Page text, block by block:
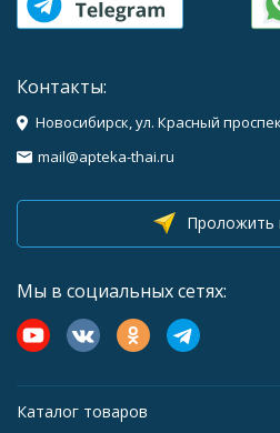
Контакты:
Новосибирск, ул. Красный
mail@apteka-thai.ru
Проложить
Мы в социальных сетях:
Каталог товаров